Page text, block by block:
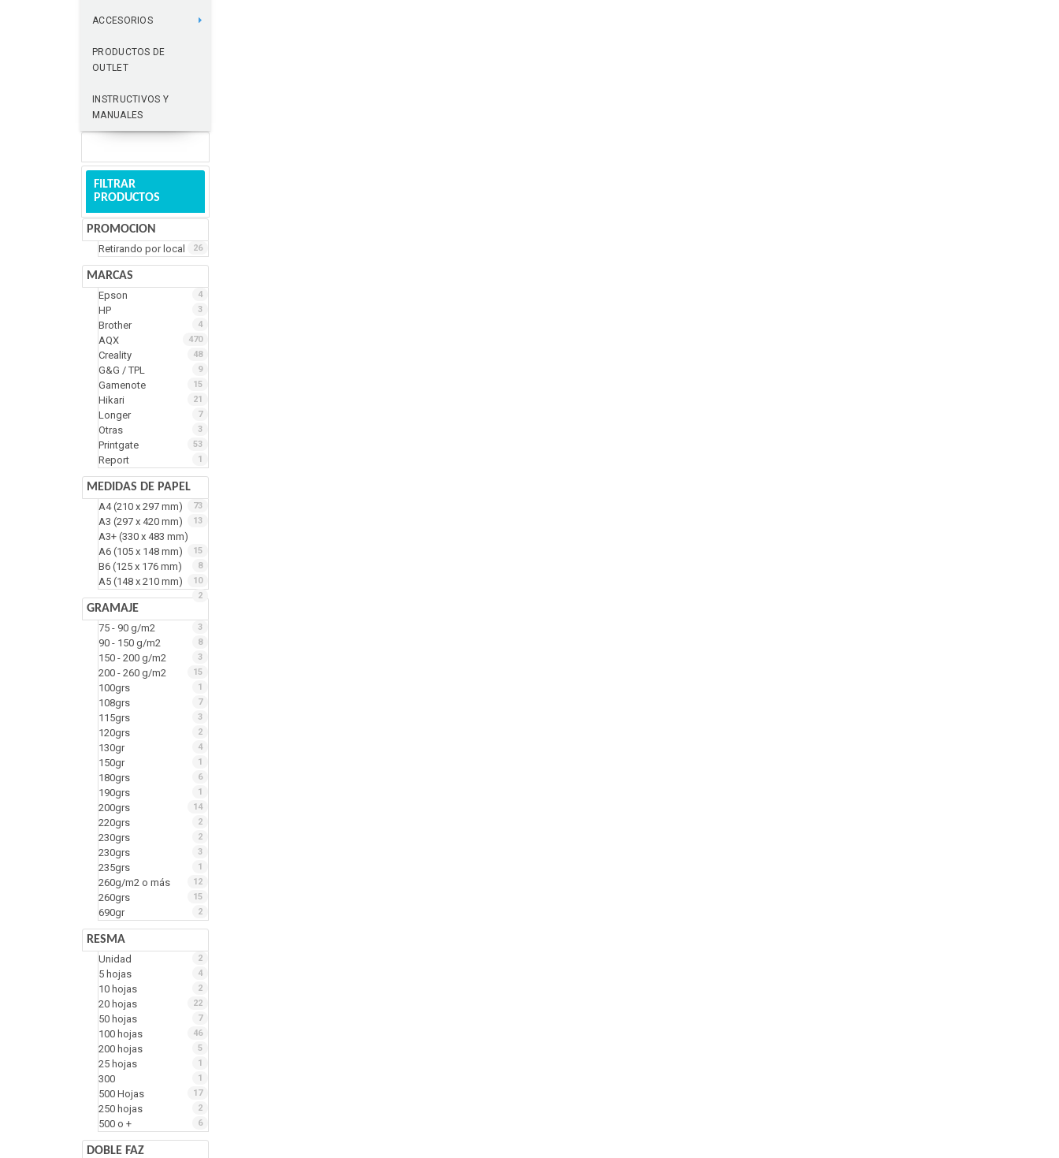
ACCESORIOS
PRODUCTOS DE
OUTLET
INSTRUCTIVOS Y
MANUALES
FILTRAR
PRODUCTOS
PROMOCION
Retirando por local 26
MARCAS
Epson 4
HP 3
Brother 4
AQX 470
Creality 48
G&G / TPL 9
Gamenote 15
Hikari 21
Longer 7
Otras 3
Printgate 53
Report 1
MEDIDAS DE PAPEL
A4 (210 x 297 mm) 73
A3 (297 x 420 mm) 13
A3+ (330 x 483 mm)
15
A6 (105 x 148 mm)
8
B6 (125 x 176 mm)
10
A5 (148 x 210 mm)
2
GRAMAJE
75 - 90 g/m2 3
90 - 150 g/m2 8
150 - 200 g/m2 3
200 - 260 g/m2 15
100grs 1
108grs 7
115grs 3
120grs 2
130gr 4
150gr 1
180grs 6
190grs 1
200grs 14
220grs 2
230grs 2
230grs 3
235grs 1
260g/m2 o más 12
260grs 15
690gr 2
RESMA
Unidad 2
5 hojas 4
10 hojas 2
20 hojas 22
50 hojas 7
100 hojas 46
200 hojas 5
25 hojas 1
300 1
500 Hojas 17
250 hojas 2
500 o + 6
DOBLE FAZ